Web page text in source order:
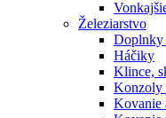
Železiarstvo
Doplnky
Háčiky
Klince,
Konzoly
Kovanie